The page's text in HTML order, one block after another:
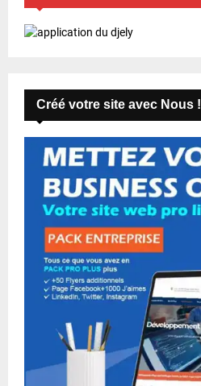
Créé votre site avec Nous !